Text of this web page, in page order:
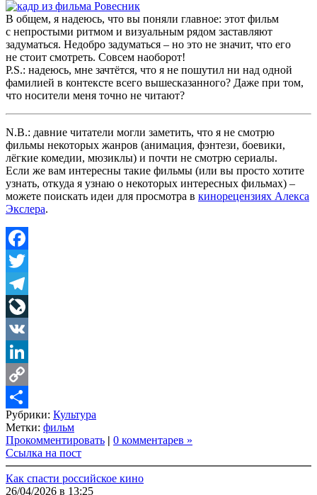
В общем, я надеюсь, что вы поняли главное: этот фильм
с непростыми ритмом и визуальным рядом заставляют
задуматься. Недобро задуматься – но это не значит, что его
не стоит смотреть. Совсем наоборот!
P.S.: надеюсь, мне зачтётся, что я не пошутил ни над одной
фамилией в контексте всего вышесказанного? Даже при том,
что носители меня точно не читают?
N.B.: давние читатели могли заметить, что я не смотрю
фильмы некоторых жанров (анимация, фэнтези, боевики,
лёгкие комедии, мюзиклы) и почти не смотрю сериалы.
Если же вам интересны такие фильмы (или вы просто хотите
узнать, откуда я узнаю о некоторых интересных фильмах) –
можете поискать идеи для просмотра в кинорецензиях Алекса
Экслера.
Facebook
Twitter
Telegram
LiveJournal
VK
LinkedIn
Copy
Link
Share
Рубрики: Культура
Метки: фильм
Прокомментировать | 0 комментарев »
Ссылка на пост
Как спасти российское кино
26/04/2026 в 13:25